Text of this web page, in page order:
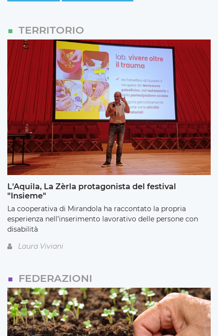
TERRITORIO
L'Aquila, La Zèrla protagonista del festival
"Insieme"
La cooperativa di Mirandola ha raccontato la propria
esperienza nell’inserimento lavorativo delle persone con
disabilità
Laura Viviani
FEDERAZIONI